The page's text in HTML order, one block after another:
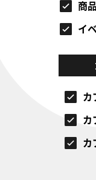
商
イ
カ
カ
カ